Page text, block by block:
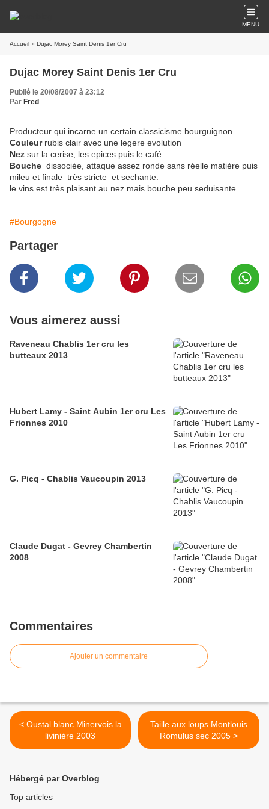
MENU
Accueil » Dujac Morey Saint Denis 1er Cru
Dujac Morey Saint Denis 1er Cru
Publié le 20/08/2007 à 23:12
Par Fred
Producteur qui incarne un certain classicisme bourguignon.
Couleurrubis clair avec une legere evolution
Nez sur la cerise, les epices puis le café
Bouche dissociée, attaque assez ronde sans réelle matière puis
mileu et finale très stricte et sechante.
le vins est très plaisant au nez mais bouche peu seduisante.
#Bourgogne
Partager
Vous aimerez aussi
Raveneau Chablis 1er cru les
butteaux 2013
Hubert Lamy - Saint Aubin 1er cru Les
Frionnes 2010
G. Picq - Chablis Vaucoupin 2013
Claude Dugat - Gevrey Chambertin
2008
Commentaires
Ajouter un commentaire
< Oustal blanc Minervois la
livinière 2003
Taille aux loups Montlouis
Romulus sec 2005 >
Hébergé par Overblog
Top articles